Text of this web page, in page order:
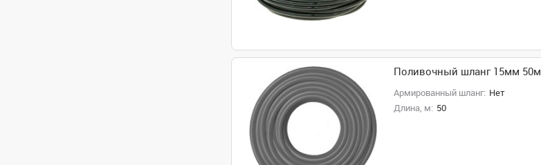
Поливочный шланг 15мм 50м
Армированный шланг: Нет
Длина, м: 50